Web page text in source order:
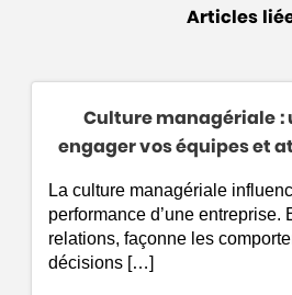
Articles
Culture managériale :
engager vos équipes et
La culture managériale
performance d’une entreprise.
relations, façonne les
décisions […]